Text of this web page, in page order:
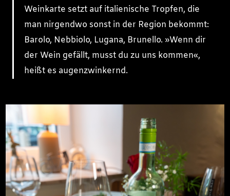
Weinkarte setzt auf italienische Tropfen, die
man nirgendwo sonst in der Region bekommt:
Barolo, Nebbiolo, Lugana, Brunello. »Wenn dir
der Wein gefällt, musst du zu uns kommen«,
heißt es augenzwinkernd.